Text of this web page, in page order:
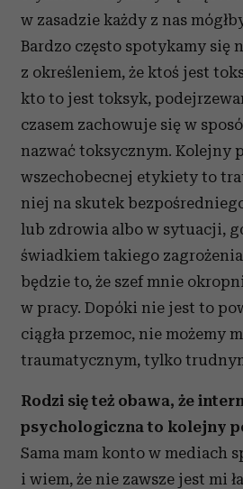
w zasadzie każdy z nas
Bardzo często spotykamy się
z określeniem, że ktoś jest
kto to jest toksyk,
czasem zachowuje się w
nazwać toksycznym. Kolejny
wszechobecnej etykiety to
niej na skutek
lub zdrowia albo w sytuacji,
świadkiem takiego
będzie to, że szef mnie
w pracy. Dopóki nie jest to
ciągła przemoc, nie możemy
traumatycznym, tylko
Rodzi się też obawa, że
psychologiczna to kolejny
Sama mam konto w mediach
i wiem, że nie zawsze jest mi